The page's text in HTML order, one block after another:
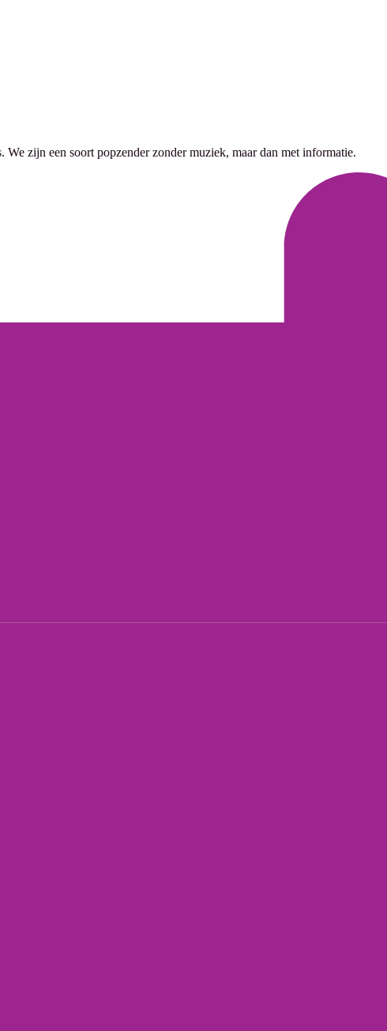
zijn een soort popzender zonder muziek, maar dan met informatie.